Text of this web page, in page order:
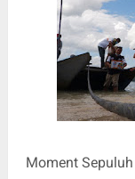
Moment